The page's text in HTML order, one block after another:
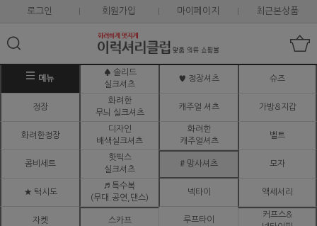
로그인 회원가입 마이페이지 최근본상품
메뉴
♠ 솔리드
실크셔츠
♥ 정장셔츠 슈즈
정장
화려한
무늬 실크셔츠
캐주얼 셔츠 가방&지갑
화려한정장
디자인
배색실크셔츠
화려한
캐주얼셔츠
벨트
콤비세트
핫픽스
실크셔츠
# 망사셔츠 모자
★ 턱시도
♬ 특수복
(무대.공연,댄스)
넥타이 액세서리
자켓 스카프 루프타이
커프스&